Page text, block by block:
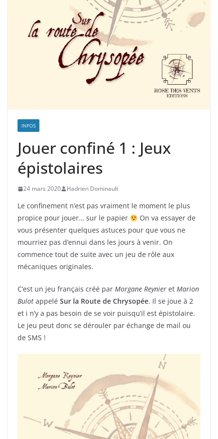
INFOS
Jouer confiné 1 : Jeux
épistolaires
24 mars 2020 Hadrien Dominault
Le confinement n’est pas vraiment le moment le plus
propice pour jouer… sur le papier
On va essayer de
vous présenter quelques astuces pour que vous ne
mourriez pas d’ennui dans les jours à venir. On
commence tout de suite avec un jeu de rôle aux
mécaniques originales.
C’est un jeu français créé par Morgane Reynier et Marion
Bulot appelé Sur la Route de Chrysopée. Il se joue à 2
et i n’y a pas besoin de se voir puisqu’il est épistolaire.
Le jeu peut donc se dérouler par échange de mail ou
de SMS !